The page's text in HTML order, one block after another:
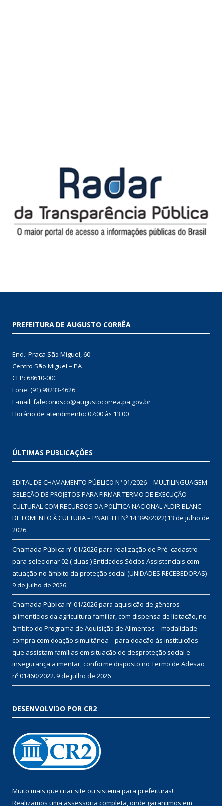
PREFEITURA DE AUGUSTO CORRÊA
End.: Praça São Miguel, 60
Centro São Miguel – PA
CEP: 68610-000
Fone: (91) 98233-4626
E-mail: faleconosco@augustocorrea.pa.gov.br
Horário de atendimento: 07:00 às 13:00
ÚLTIMAS PUBLICAÇÕES
EDITAL DE CHAMAMENTO PÚBLICO Nº 01/2026 – MULTILINGUAGEM
SELEÇÃO DE PROJETOS PARA FIRMAR TERMO DE EXECUÇÃO
CULTURAL COM RECURSOS DA POLÍTICA NACIONAL ALDIR BLANC
DE FOMENTO À CULTURA – PNAB (LEI Nº 14.399/2022) 13 de julho de
2026
Chamada Pública nº 01/2026 para realização de Pré- cadastro
para selecionar 02 ( duas ) Entidades Sócios Assistenciais com
atuação no âmbito da proteção social (UNIDADES RECEBEDORAS)
9 de julho de 2026
Chamada Pública nº 01/2026 para aquisição de gêneros
alimentícios da agricultura familiar, com dispensa de licitação, no
âmbito do Programa de Aquisição de Alimentos – modalidade
compra com doação simultânea – para doação às instituições
que assistam famílias em situação de desproteção social e
insegurança alimentar, conforme disposto no Termo de Adesão
nº 01460/2022. 9 de julho de 2026
DESENVOLVIDO POR CR2
Muito mais que criar site ou sistema para prefeituras!
Realizamos uma assessoria completa, onde garantimos em